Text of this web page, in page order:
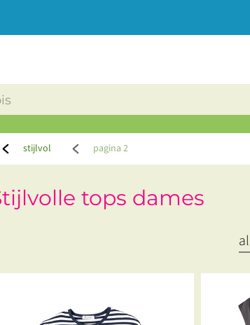
stijlvol pagina 2
tops dames